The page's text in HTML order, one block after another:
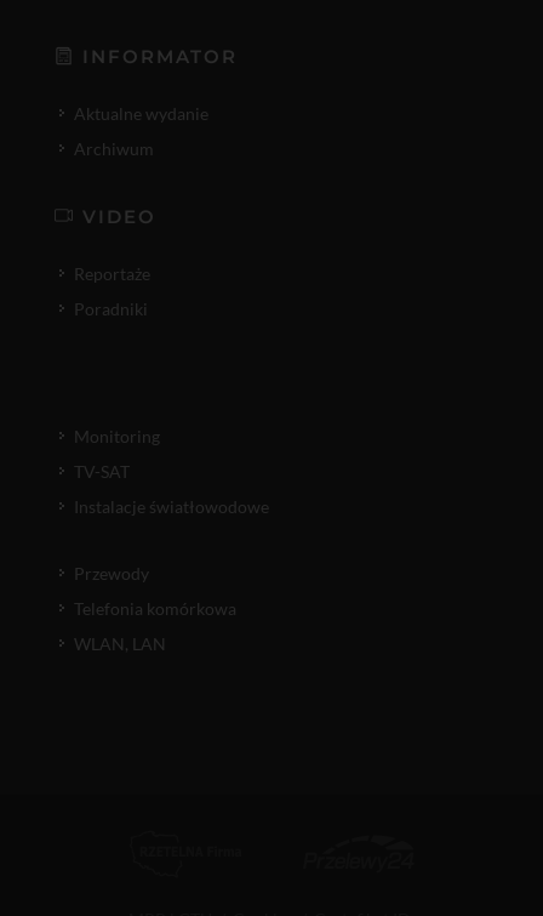
INFORMATOR
Aktualne wydanie
Archiwum
VIDEO
Reportaże
Poradniki
Monitoring
TV-SAT
Instalacje światłowodowe
Przewody
Telefonia komórkowa
WLAN, LAN